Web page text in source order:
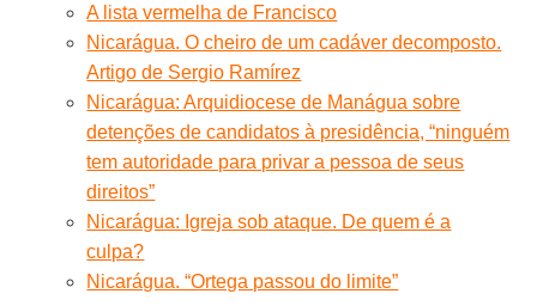
A lista vermelha de Francisco
Nicarágua. O cheiro de um cadáver decomposto.
Artigo de Sergio Ramírez
Nicarágua: Arquidiocese de Manágua sobre
detenções de candidatos à presidência, “ninguém
tem autoridade para privar a pessoa de seus
direitos”
Nicarágua: Igreja sob ataque. De quem é a
culpa?
Nicarágua. “Ortega passou do limite”